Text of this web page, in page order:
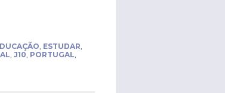
, ESTUDAR,
, J10, PORTUGAL,